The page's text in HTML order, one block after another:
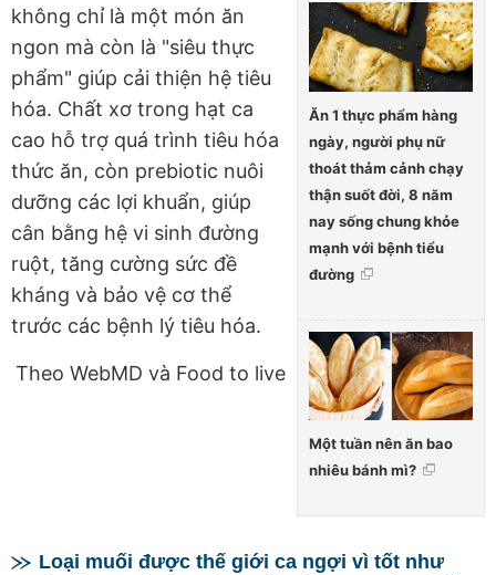
Ăn 1 thực phẩm hàng
ngày, người phụ nữ
thoát thảm cảnh chạy
thận suốt đời, 8 năm
nay sống chung khỏe
mạnh với bệnh tiểu
đường
Một tuần nên ăn bao
nhiêu bánh mì?
không chỉ là một món ăn
ngon mà còn là "siêu thực
phẩm" giúp cải thiện hệ tiêu
hóa. Chất xơ trong hạt ca
cao hỗ trợ quá trình tiêu hóa
thức ăn, còn prebiotic nuôi
dưỡng các lợi khuẩn, giúp
cân bằng hệ vi sinh đường
ruột, tăng cường sức đề
kháng và bảo vệ cơ thể
trước các bệnh lý tiêu hóa.
Theo WebMD và Food to live
Loại muối được thế giới ca ngợi vì tốt như